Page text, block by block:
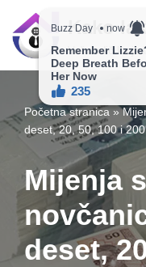
Skip
Kako
Vaš vodič ka
Početna stranica »
deset, 20, 50, 100 i
Mijenja
deset,